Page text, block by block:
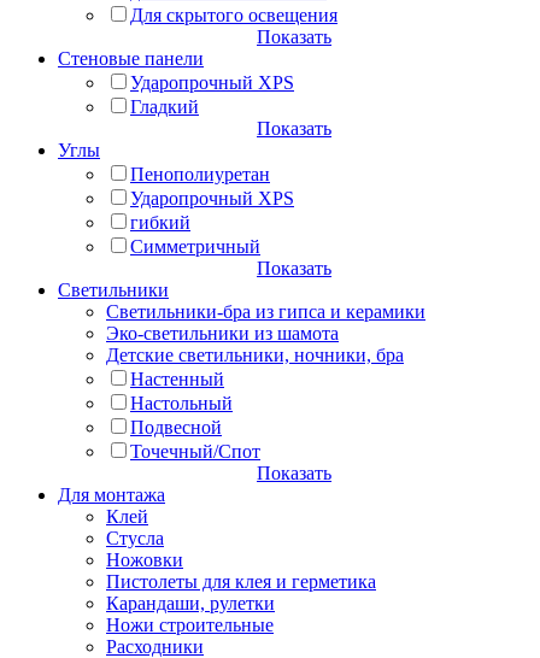
Для скрытого освещения
Показать
Стеновые панели
Ударопрочный XPS
Гладкий
Показать
Углы
Пенополиуретан
Ударопрочный XPS
гибкий
Симметричный
Показать
Светильники
Светильники-бра из гипса и керамики
Эко-светильники из шамота
Детские светильники, ночники, бра
Настенный
Настольный
Подвесной
Точечный/Спот
Показать
Для монтажа
Клей
Стусла
Ножовки
Пистолеты для клея и герметика
Карандаши, рулетки
Ножи строительные
Расходники